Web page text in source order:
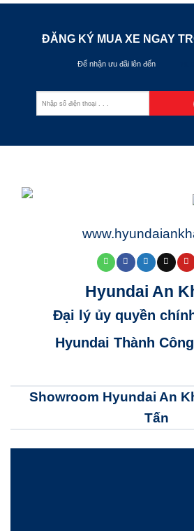
ĐĂNG KÝ MUA XE NGAY
Để nhận ưu đãi lên đến
Hyundai An
Đại lý ủy quyền
Hyundai Thành
Showroom Hyundai An
Tấn